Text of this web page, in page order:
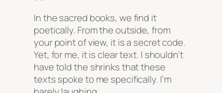
In the sacred books, we find it
poetically. From the outside, from
your point of view, it is a secret code.
Yet, for me, it is clear text. I shouldn’t
have told the shrinks that these
texts spoke to me specifically. I’m